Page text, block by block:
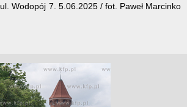
Wodopój 7. 5.06.2025 / fot. Paweł Marcinko